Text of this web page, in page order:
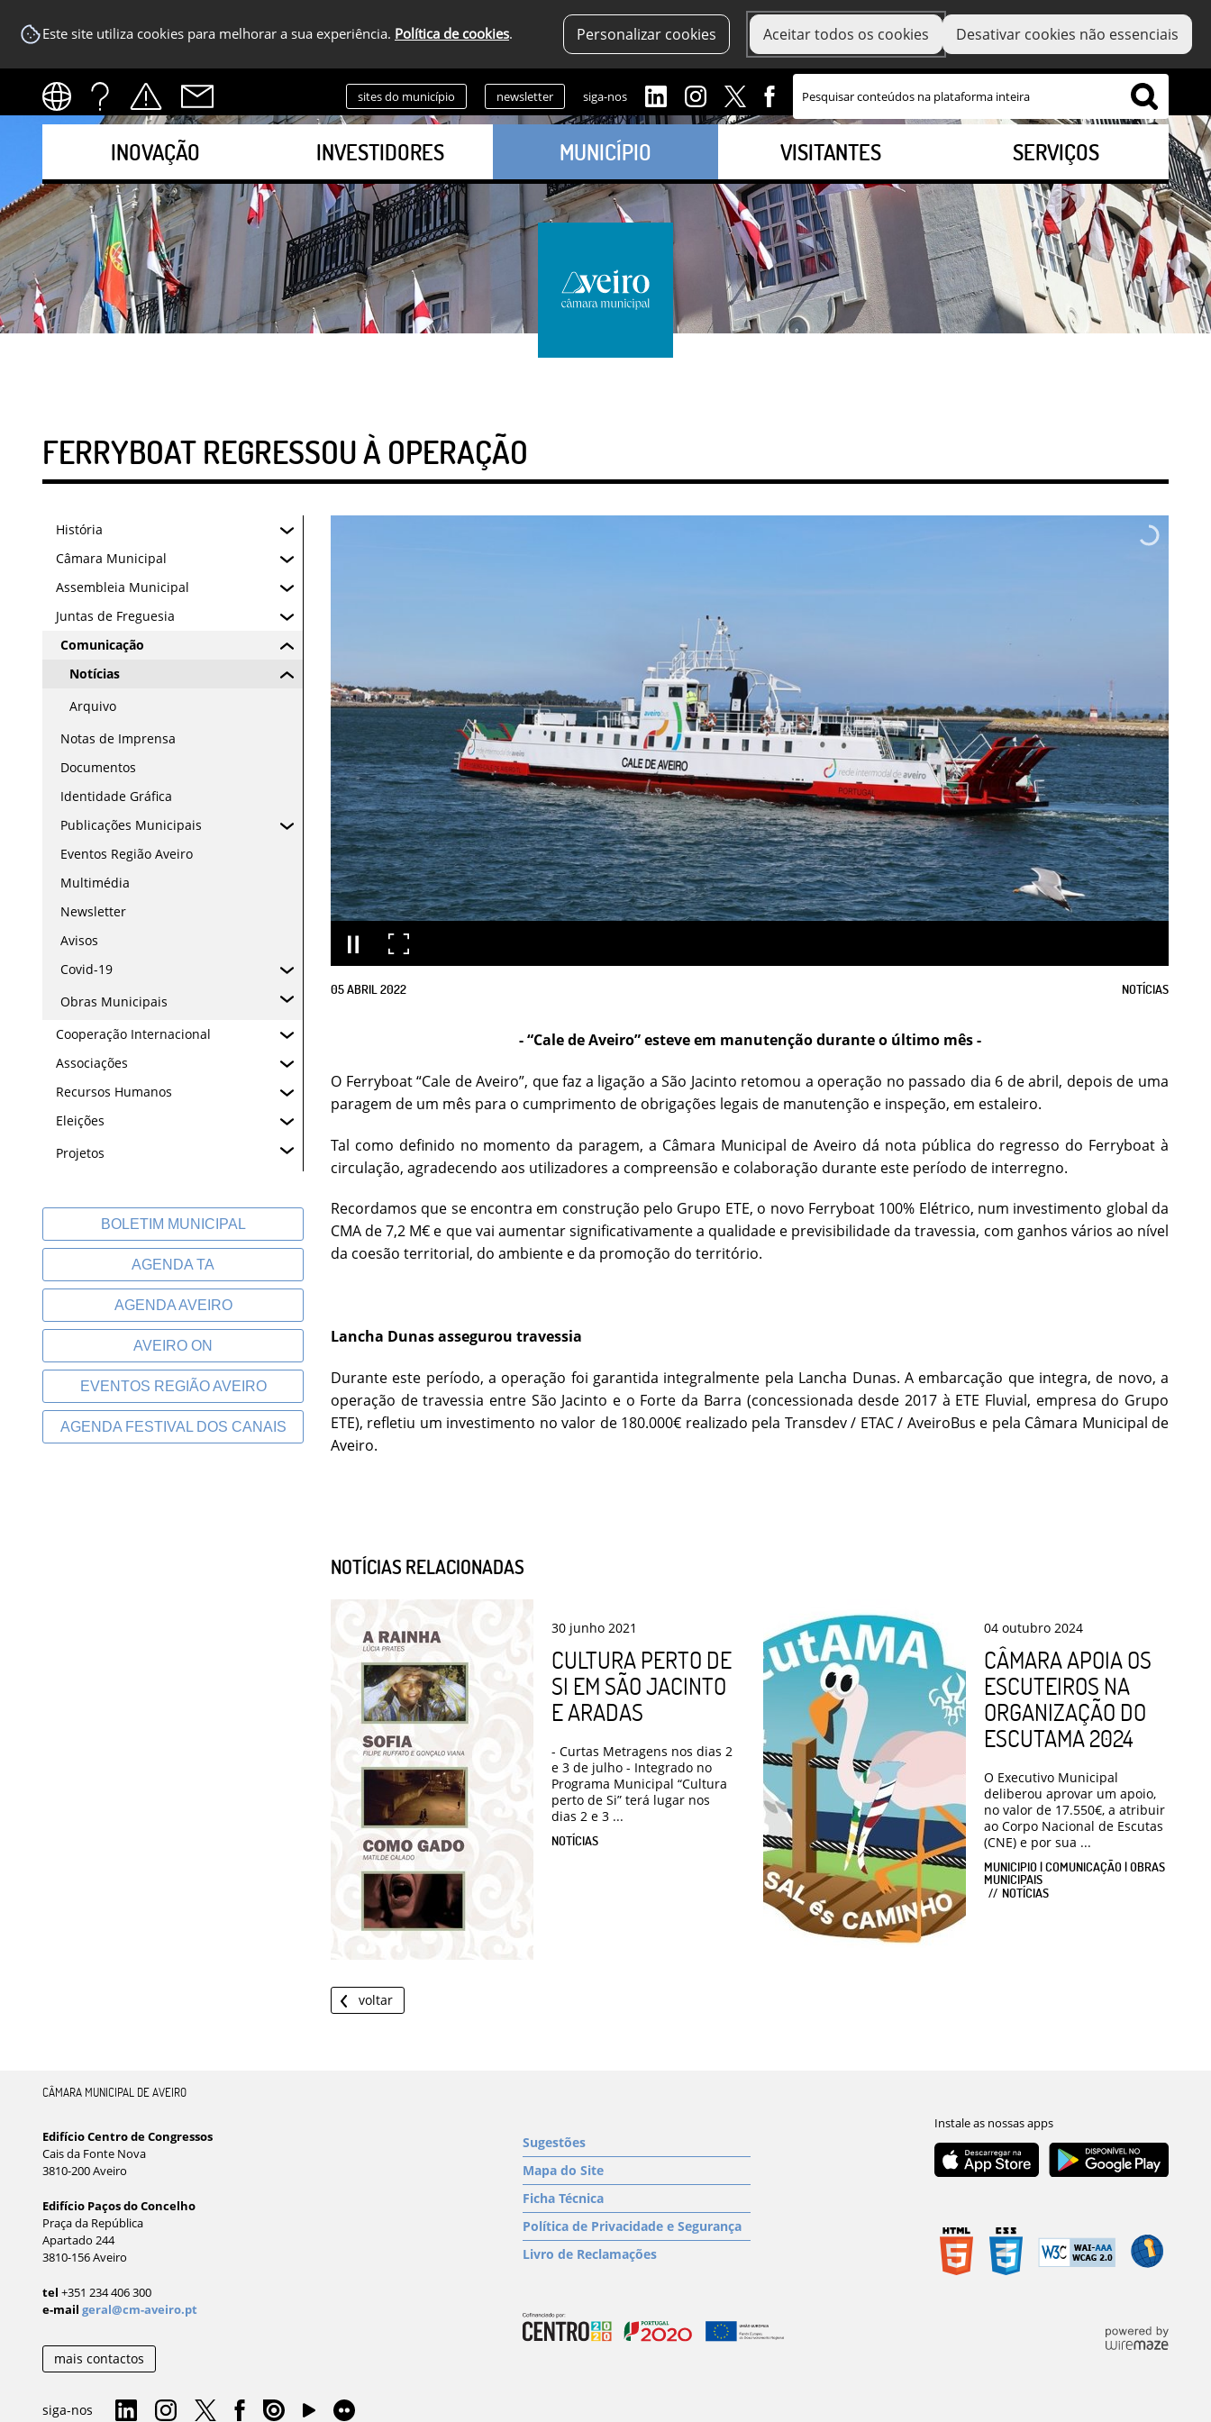
Este site utiliza cookies para melhorar a sua experiência. Política de cookies. Personalizar cookies Aceitar todos os cookies Desativar cookies não essenciais
sites do município newsletter siga-nos
INOVAÇÃO INVESTIDORES MUNICÍPIO VISITANTES SERVIÇOS
FERRYBOAT REGRESSOU À OPERAÇÃO
História
Câmara Municipal
Assembleia Municipal
Juntas de Freguesia
Comunicação
Notícias
Arquivo
Notas de Imprensa
Documentos
Identidade Gráfica
Publicações Municipais
Eventos Região Aveiro
Multimédia
Newsletter
Avisos
Covid-19
Obras Municipais
Cooperação Internacional
Associações
Recursos Humanos
Eleições
Projetos
BOLETIM MUNICIPAL
AGENDA TA
AGENDA AVEIRO
AVEIRO ON
EVENTOS REGIÃO AVEIRO
AGENDA FESTIVAL DOS CANAIS
05ABRIL 2022 NOTÍCIAS
- “Cale de Aveiro” esteve em manutenção durante o último mês -
O Ferryboat “Cale de Aveiro”, que faz a ligação a São Jacinto retomou a operação no passado dia 6 de abril, depois de uma
paragem de um mês para o cumprimento de obrigações legais de manutenção e inspeção, em estaleiro.
Tal como definido no momento da paragem, a Câmara Municipal de Aveiro dá nota pública do regresso do Ferryboat à
circulação, agradecendo aos utilizadores a compreensão e colaboração durante este período de interregno.
Recordamos que se encontra em construção pelo Grupo ETE, o novo Ferryboat 100% Elétrico, num investimento global da
CMA de 7,2 M€ e que vai aumentar significativamente a qualidade e previsibilidade da travessia, com ganhos vários ao nível
da coesão territorial, do ambiente e da promoção do território.
Lancha Dunas assegurou travessia
Durante este período, a operação foi garantida integralmente pela Lancha Dunas. A embarcação que integra, de novo, a
operação de travessia entre São Jacinto e o Forte da Barra (concessionada desde 2017 à ETE Fluvial, empresa do Grupo
ETE), refletiu um investimento no valor de 180.000€ realizado pela Transdev / ETAC / AveiroBus e pela Câmara Municipal de
Aveiro.
NOTÍCIAS RELACIONADAS
30 junho 2021
CULTURA PERTO DE
SI EM SÃO JACINTO
E ARADAS
- Curtas Metragens nos dias 2
e 3 de julho - Integrado no
Programa Municipal “Cultura
perto de Si” terá lugar nos
dias 2 e 3 ...
NOTÍCIAS
04 outubro 2024
CÂMARA APOIA OS
ESCUTEIROS NA
ORGANIZAÇÃO DO
ESCUTAMA 2024
O Executivo Municipal
deliberou aprovar um apoio,
no valor de 17.550€, a atribuir
ao Corpo Nacional de Escutas
(CNE) e por sua ...
MUNICIPIO | COMUNICAÇÃO | OBRAS
MUNICIPAIS
NOTÍCIAS
voltar
CÂMARA MUNICIPAL DE AVEIRO
Edifício Centro de Congressos
Cais da Fonte Nova
3810-200 Aveiro
Edifício Paços do Concelho
Praça da República
Apartado 244
3810-156 Aveiro
tel +351 234 406 300
e-mail geral@cm-aveiro.pt
mais contactos
siga-nos
Sugestões
Mapa do Site
Ficha Técnica
Política de Privacidade e Segurança
Livro de Reclamações